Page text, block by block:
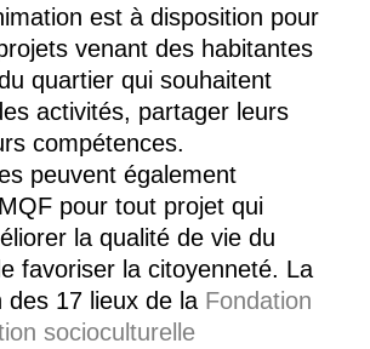
est à disposition pour
venant des habitantes
quartier qui souhaitent
activités, partager leurs
compétences.
peuvent également
pour tout projet qui
la qualité de vie du
favoriser la citoyenneté. La
des 17 lieux de la Fondation
socioculturelle